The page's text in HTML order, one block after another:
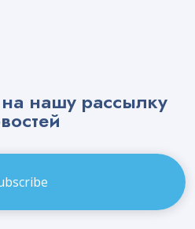
нашу рассылку